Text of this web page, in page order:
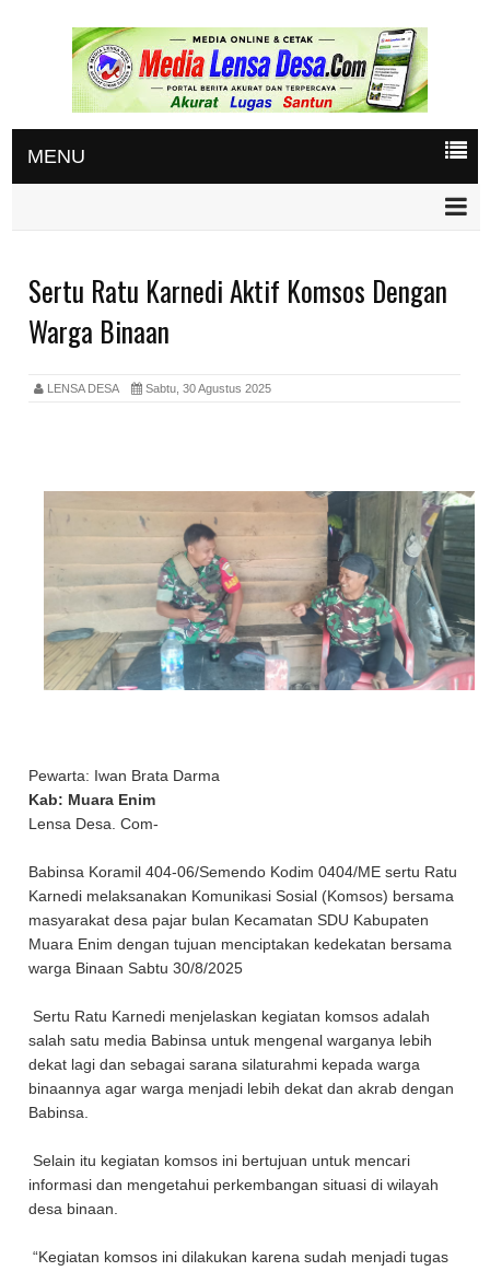
MENU
Sertu Ratu Karnedi Aktif Komsos Dengan
Warga Binaan
LENSA DESA Sabtu, 30 Agustus 2025
Pewarta: Iwan Brata Darma
Kab: Muara Enim
Lensa Desa. Com-
Babinsa Koramil 404-06/Semendo Kodim 0404/ME sertu Ratu
Karnedi melaksanakan Komunikasi Sosial (Komsos) bersama
masyarakat desa pajar bulan Kecamatan SDU Kabupaten
Muara Enim dengan tujuan menciptakan kedekatan bersama
warga Binaan Sabtu 30/8/2025
Sertu Ratu Karnedi menjelaskan kegiatan komsos adalah
salah satu media Babinsa untuk mengenal warganya lebih
dekat lagi dan sebagai sarana silaturahmi kepada warga
binaannya agar warga menjadi lebih dekat dan akrab dengan
Babinsa.
Selain itu kegiatan komsos ini bertujuan untuk mencari
informasi dan mengetahui perkembangan situasi di wilayah
desa binaan.
“Kegiatan komsos ini dilakukan karena sudah menjadi tugas